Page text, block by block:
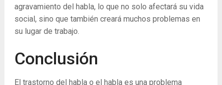
agravamiento del habla, lo que no solo afectará su vida
social, sino que también creará muchos problemas en
su lugar de trabajo.
Conclusión
El trastorno del habla o el habla es una problema